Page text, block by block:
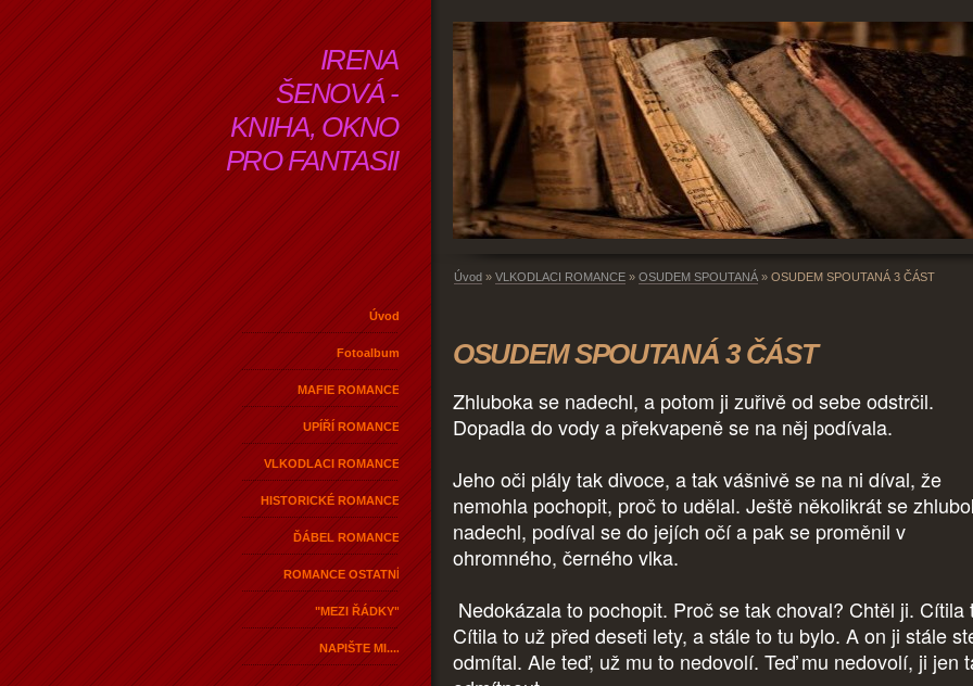
IRENA
ŠENOVÁ -
KNIHA, OKNO
PRO FANTASII
Úvod
Fotoalbum
MAFIE ROMANCE
UPÍŘÍ ROMANCE
VLKODLACI ROMANCE
HISTORICKÉ ROMANCE
ĎÁBEL ROMANCE
ROMANCE OSTATNÍ
"MEZI ŘÁDKY"
NAPIŠTE MI....
Úvod » VLKODLACI ROMANCE » OSUDEM SPOUTANÁ » OSUDEM SPOUTANÁ 3 ČÁST
OSUDEM SPOUTANÁ 3 ČÁST
Zhluboka se nadechl, a potom ji zuřivě od sebe odstrčil.
Dopadla do vody a překvapeně se na něj podívala.
Jeho oči plály tak divoce, a tak vášnivě se na ni díval, že
nemohla pochopit, proč to udělal. Ještě několikrát se
nadechl, podíval se do jejích očí a pak se proměnil v
ohromného, černého vlka.
Nedokázala to pochopit. Proč se tak choval? Chtěl ji. Cítila
Cítila to už před deseti lety, a stále to tu bylo. A on ji stále
odmítal. Ale teď, už mu to nedovolí. Teď mu nedovolí, ji jen